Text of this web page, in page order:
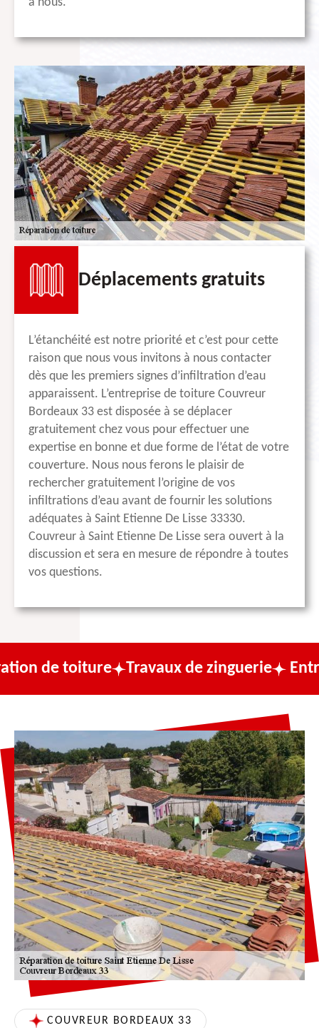
à nous.
Déplacements gratuits
L’étanchéité est notre priorité et c’est pour cette
raison que nous vous invitons à nous contacter
dès que les premiers signes d’infiltration d’eau
apparaissent. L’entreprise de toiture Couvreur
Bordeaux 33 est disposée à se déplacer
gratuitement chez vous pour effectuer une
expertise en bonne et due forme de l’état de votre
couverture. Nous nous ferons le plaisir de
rechercher gratuitement l’origine de vos
infiltrations d’eau avant de fournir les solutions
adéquates à Saint Etienne De Lisse 33330.
Couvreur à Saint Etienne De Lisse sera ouvert à la
discussion et sera en mesure de répondre à toutes
vos questions.
Travaux de zinguerie Entreprise de
COUVREUR BORDEAUX 33